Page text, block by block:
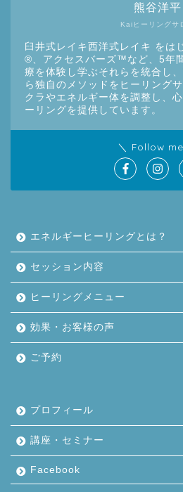
Kaiヒーリングサ
熊谷洋平
臼井式レイキ西洋式レイキ をは
®︎、アクセスバーズ™など、5年
療を体験し学ぶそれらを統合し
ら独自のメソッドをヒーリング
クラやエネルギー体を調整し、
ーリングを提供しています。
＼ Follow
エネルギーヒーリングとは？
セッション内容
ヒーリングメニュー
効果・お客様の声
ご予約
プロフィール
講座・セミナー
Facebook